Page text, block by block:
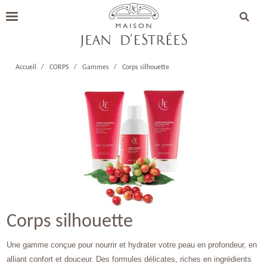
Accueil CORPS Gammes Corps silhouette
Corps silhouette
Une gamme conçue pour nourrir et hydrater votre peau en profondeur, en
alliant confort et douceur. Des formules délicates, riches en ingrédients